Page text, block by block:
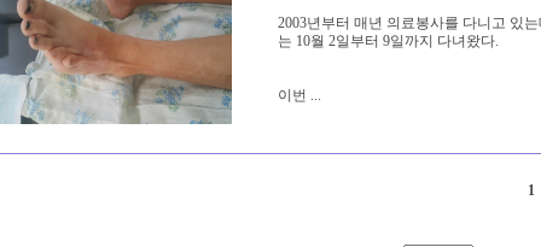
2003년부터 매년 의료봉사를 다니고 있
는 10월 2일부터 9일까지 다녀왔다.
이번 ...
1